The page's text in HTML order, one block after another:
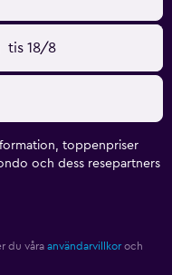
tis 18/8
toppenpriser
och dess resepartners
du våra användarvillkor och